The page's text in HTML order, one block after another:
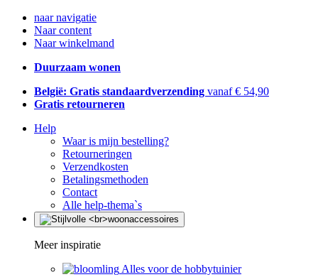
naar navigatie
Naar content
Naar winkelmand
Duurzaam wonen
België: Gratis standaardverzending vanaf € 54,90
Gratis retourneren
Help
Waar is mijn bestelling?
Retourneringen
Verzendkosten
Betalingsmethoden
Contact
Alle help-thema`s
Meer inspiratie
Alles voor de hobbytuinier